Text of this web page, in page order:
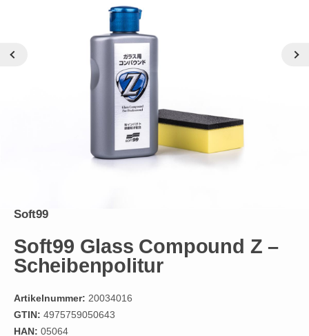
Soft99
Soft99 Glass Compound Z –
Scheibenpolitur
Artikelnummer: 20034016
GTIN: 4975759050643
HAN: 05064